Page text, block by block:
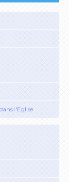
l'Eglise